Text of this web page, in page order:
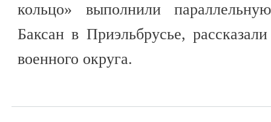
кольцо» выполнили
Баксан в Приэльбрусье,
военного округа.